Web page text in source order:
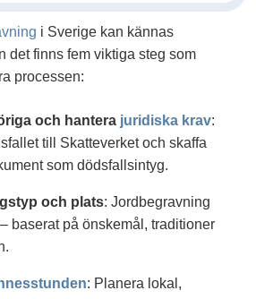
i Sverige kan kännas
det finns fem viktiga steg som
processen:
och hantera juridiska krav:
till Skatteverket och skaffa
som dödsfallsintyg.
och plats: Jordbegravning
baserat på önskemål, traditioner
: Planera lokal,